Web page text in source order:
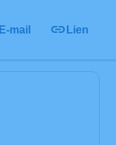
E-mail Lien